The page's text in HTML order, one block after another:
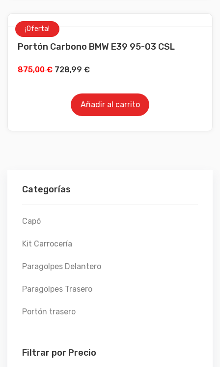
Categorías
Capó
Kit Carrocería
Paragolpes Delantero
Paragolpes Trasero
Portón trasero
Filtrar por Precio
¡Oferta!
Portón Carbono BMW E39 95-03 CSL
875,00€ 728,99 €
Añadir al carrito